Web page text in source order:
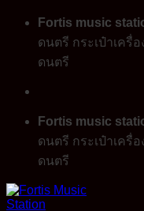
Skip
content
Fortis music
ดนตรี กระเป๋าเครื่
ดนตรี
Fortis music
ดนตรี กระเป๋าเครื่
ดนตรี